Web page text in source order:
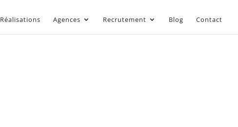
Réalisations Agences Recrutement Blog Contact